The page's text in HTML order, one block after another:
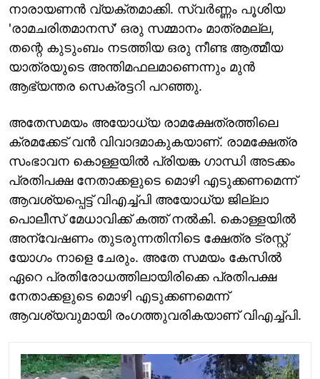
നാരായണൻ വ്യക്തമാക്കി. സ്വർണ്ണം പൂശിയ
'രാമചരിതമാനസ്' ഒരു സമ്മാനം മാത്രമല്ല,
തന്റെ കുടുംബം നടത്തിയ ഒരു നീണ്ട ആത്മീയ
യാത്രയുടെ അന്തിമഫലമാണെന്നും മുൻ
ആഭ്യന്തര സെക്രട്ടറി പറഞ്ഞു.
അതേസമയം അയോധ്യ രാമക്ഷേത്രത്തിലെ
ക്രമക്കേട് വൻ വിവാദമാകുകയാണ്. രാമക്ഷേത്ര
സംഭാവന കൊള്ളയിൽ പ്രിയങ്ക ഗാന്ധി അടക്കം
പ്രതിപക്ഷ നേതാക്കളുടെ മൊഴി എടുക്കണമെന്ന്
ആവശ്യപ്പെട്ട് വിഎച്ച്പി അയോധ്യ ജില്ലാ
പൊലീസ് മേധാവിക്ക് കത്ത് നൽകി. കൊള്ളയിൽ
അന്വേഷണം തുടരുന്നതിനിടെ ക്ഷേത്ര ട്രസ്റ്റ്
യോഗം നാളെ ചേരും. അതേ സമയം കേസിൽ
ഏറെ പ്രതിരോധത്തിലായിരിക്കെ പ്രതിപക്ഷ
നേതാക്കളുടെ മൊഴി എടുക്കണമെന്ന്
ആവശ്യവുമായി രംഗത്തുവരികയാണ് വിഎച്ച്പി.